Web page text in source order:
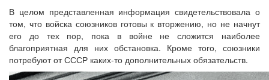
В целом представленная информация свидетельствовала о
том, что войска союзников готовы к вторжению, но не начнут
его до тех пор, пока в войне не сложится наиболее
благоприятная для них обстановка. Кроме того, союзники
потребуют от СССР каких-то дополнительных обязательств.